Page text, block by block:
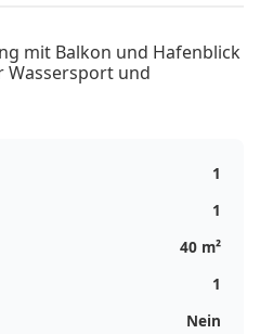
mit Balkon und Hafenblick
Wassersport und
1
1
40 m²
1
Nein